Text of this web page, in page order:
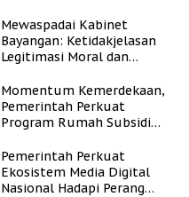
Mewaspadai Kabinet
Bayangan: Ketidakjelasan
Legitimasi Moral dan
Momentum Kemerdekaan,
Pemerintah Perkuat
Program Rumah Subsidi
Berpenghasilan Rendah
Pemerintah Perkuat
Ekosistem Media Digital
Nasional Hadapi Perang